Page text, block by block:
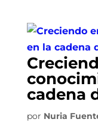
cadena
por Nuria